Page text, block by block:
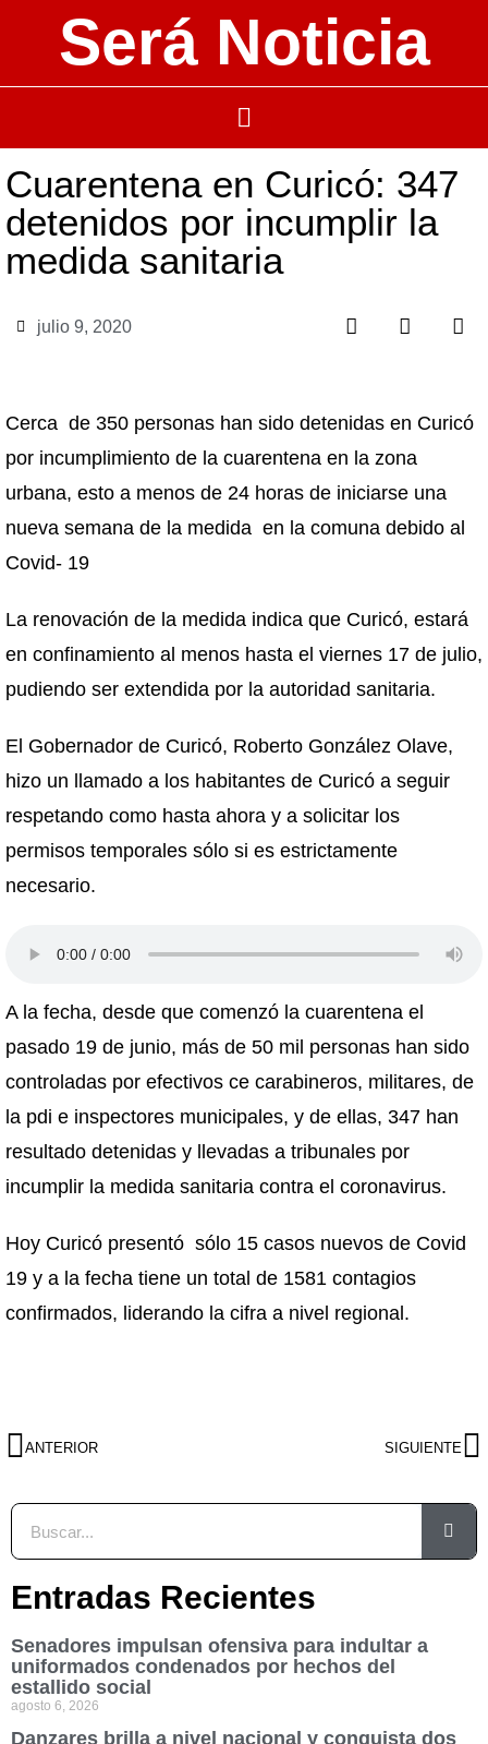
Será Noticia
Cuarentena en Curicó: 347
detenidos por incumplir la
medida sanitaria
julio 9, 2020
Cerca de 350 personas han sido detenidas en Curicó
por incumplimiento de la cuarentena en la zona
urbana, esto a menos de 24 horas de iniciarse una
nueva semana de la medida en la comuna debido al
Covid- 19
La renovación de la medida indica que Curicó, estará
en confinamiento al menos hasta el viernes 17 de julio,
pudiendo ser extendida por la autoridad sanitaria.
El Gobernador de Curicó, Roberto González Olave,
hizo un llamado a los habitantes de Curicó a seguir
respetando como hasta ahora y a solicitar los
permisos temporales sólo si es estrictamente
necesario.
A la fecha, desde que comenzó la cuarentena el
pasado 19 de junio, más de 50 mil personas han sido
controladas por efectivos ce carabineros, militares, de
la pdi e inspectores municipales, y de ellas, 347 han
resultado detenidas y llevadas a tribunales por
incumplir la medida sanitaria contra el coronavirus.
Hoy Curicó presentó sólo 15 casos nuevos de Covid
19 y a la fecha tiene un total de 1581 contagios
confirmados, liderando la cifra a nivel regional.
ANTERIOR SIGUIENTE
Entradas Recientes
Senadores impulsan ofensiva para indultar a
uniformados condenados por hechos del
estallido social
agosto 6, 2026
Danzares brilla a nivel nacional y conquista dos